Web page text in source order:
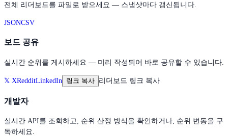
전체 리더보드를 파일로 받으세요 — 스냅샷마다 갱신됩니다.
JSONCSV
보드 공유
실시간 순위를 게시하세요 — 미리 작성되어 바로 공유할 수 있습니다.
𝕏 XRedditLinkedIn 링크 복사 리더보드 링크 복사
개발자
실시간 API를 조회하고, 순위 산정 방식을 확인하거나, 순위 변동을 구
독하세요.